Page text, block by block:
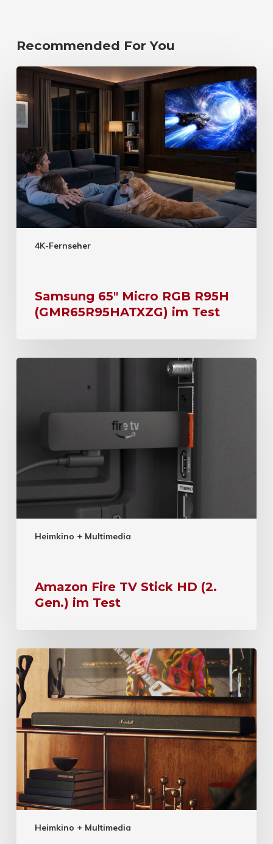
Recommended For You
4K-Fernseher
Samsung 65″ Micro RGB R95H
(GMR65R95HATXZG) im Test
Heimkino + Multimedia
Amazon Fire TV Stick HD (2.
Gen.) im Test
Heimkino + Multimedia